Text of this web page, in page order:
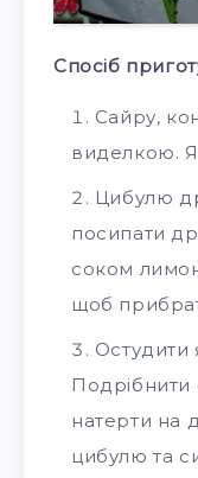
Спосіб
Сайру,
виделкою.
Цибулю
посипати
соком
щоб
натерти на
цибулю та